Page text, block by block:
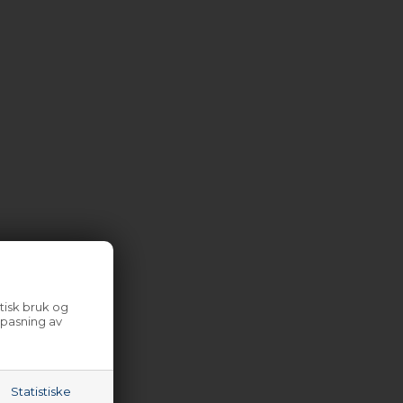
bruk og
av
Statistiske